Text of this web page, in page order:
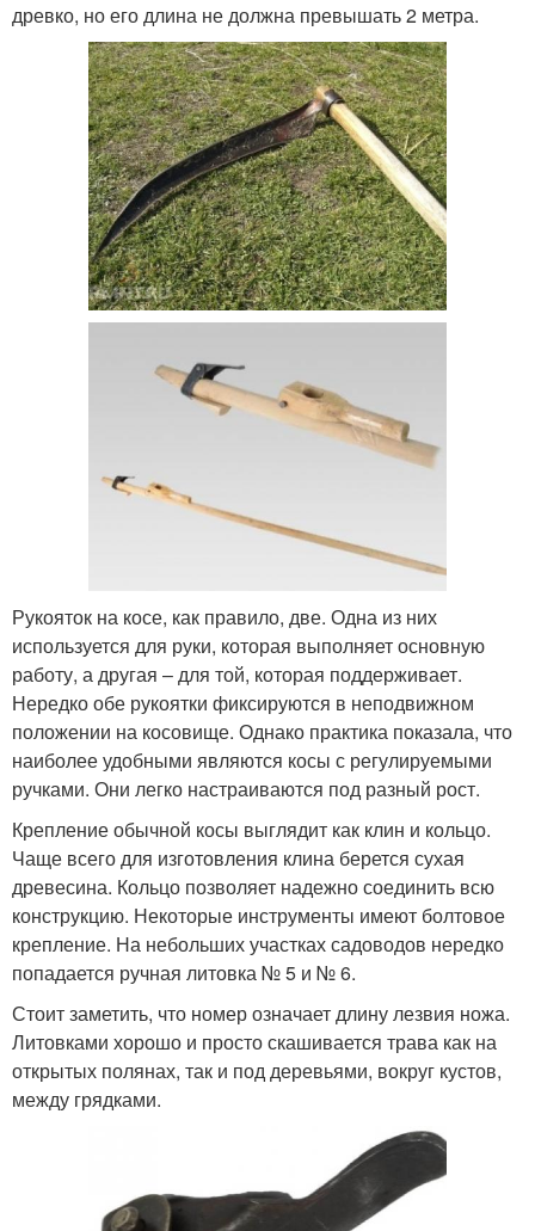
древко, но его длина не должна превышать 2 метра.
Рукояток на косе, как правило, две. Одна из них
используется для руки, которая выполняет основную
работу, а другая – для той, которая поддерживает.
Нередко обе рукоятки фиксируются в неподвижном
положении на косовище. Однако практика показала, что
наиболее удобными являются косы с регулируемыми
ручками. Они легко настраиваются под разный рост.
Крепление обычной косы выглядит как клин и кольцо.
Чаще всего для изготовления клина берется сухая
древесина. Кольцо позволяет надежно соединить всю
конструкцию. Некоторые инструменты имеют болтовое
крепление. На небольших участках садоводов нередко
попадается ручная литовка № 5 и № 6.
Стоит заметить, что номер означает длину лезвия ножа.
Литовками хорошо и просто скашивается трава как на
открытых полянах, так и под деревьями, вокруг кустов,
между грядками.